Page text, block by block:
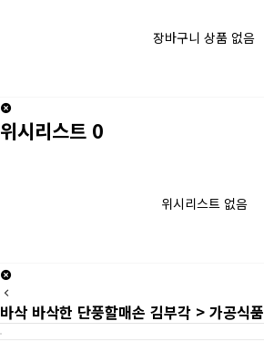
장바구니 상품 없음
위시리스트 0
위시리스트 없음
바삭 바삭한 단풍할매손 김부각 > 가공식품